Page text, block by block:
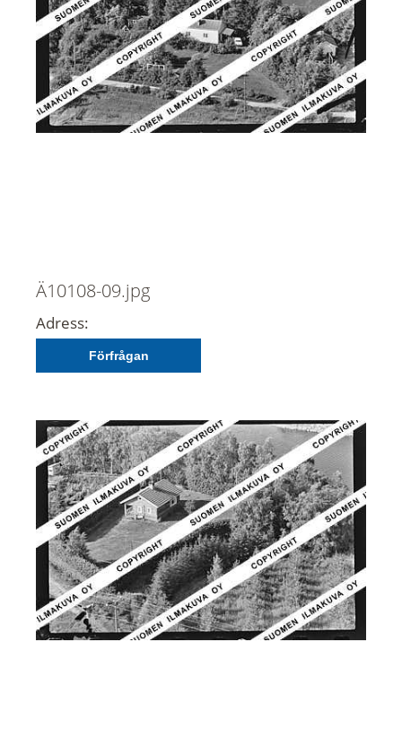
Ä10108-09.jpg
Adress:
Förfrågan